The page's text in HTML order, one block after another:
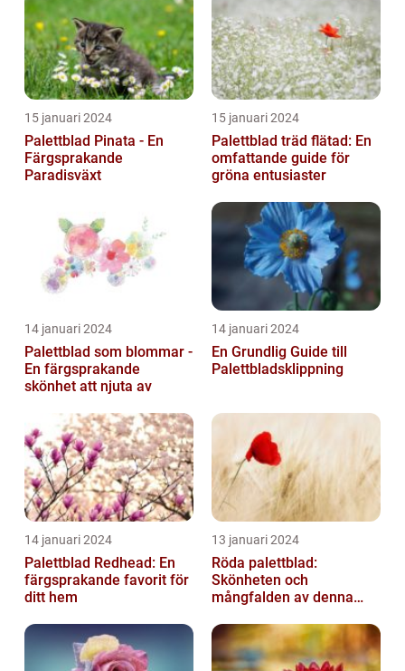
15 januari 2024
Palettblad Pinata - En
Färgsprakande
Paradisväxt
15 januari 2024
Palettblad träd flätad: En
omfattande guide för
gröna entusiaster
14 januari 2024
Palettblad som blommar -
En färgsprakande
skönhet att njuta av
14 januari 2024
En Grundlig Guide till
Palettbladsklippning
14 januari 2024
Palettblad Redhead: En
färgsprakande favorit för
ditt hem
13 januari 2024
Röda palettblad:
Skönheten och
mångfalden av denna